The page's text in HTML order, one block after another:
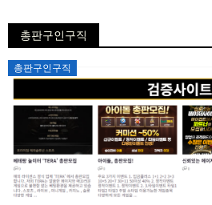
총판구인구직
총판구인구직
Posted
on